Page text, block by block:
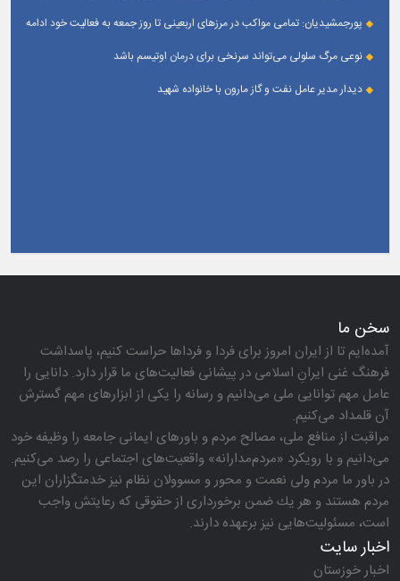
پورجمشیدیان: تمامی مواکب در مرزهای اربعینی تا روز جمعه به فعالیت خود ادامه
نوعی مرگ سلولی می‌تواند سرنخی برای درمان اوتیسم باشد
دیدار مدیر عامل نفت و گاز مارون با خانواده شهید
سخن ما
آمده‌ایم تا از ایران امروز برای فردا و فرداها حراست كنیم، پاسداشت
فرهنگ غنی ایرانِ اسلامی در پیشانی فعالیت‌های ما قرار دارد. دانایی را
عامل مهم توانایی ملی می‌دانیم و رسانه را یكی از ابزارهای مهم گسترش
آن قلمداد می‌كنیم.
مراقبت از منافع ملی، مصالح مردم و باورهای ایمانی جامعه را وظیفه خود
می‌دانیم و با رویكرد «مردم‌مدارانه‌» واقعیت‌های اجتماعی را رصد می‌كنیم.
در باور ما مردم ولی نعمت و محور و مسوولان نظام نیز خدمتگزاران این
مردم هستند و هر یك ضمن برخورداری از حقوقی كه رعایتش واجب
است، مسئولیت‌هایی نیز برعهده دارند.
اخبار سایت
اخبار خوزستان